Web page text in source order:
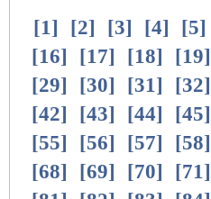
[1] [2] [3] [4] [5]
[16] [17] [18] [19]
[29] [30] [31] [32]
[42] [43] [44] [45]
[55] [56] [57] [58]
[68] [69] [70] [71]